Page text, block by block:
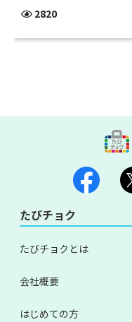
2820
たびチョク
たびチョクとは
会社概要
はじめての方